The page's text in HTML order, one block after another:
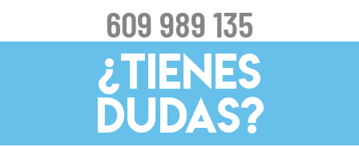
609 989 135
¿TIENES
DUDAS?